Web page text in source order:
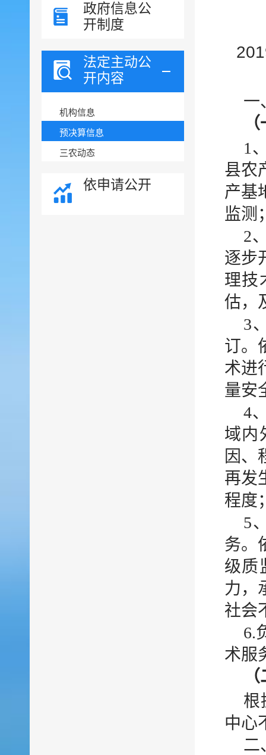
政府信息公
开制度
法定主动公
开内容
机构信息
预决算信息
三农动态
依申请公开
一
1
县农
产基
监测
2
逐步
理技
估，
3
订。
术进
量安
4
域内
因、
再发
程度
5
务。
级质
力，
社会
6.
术服
根
中心
二